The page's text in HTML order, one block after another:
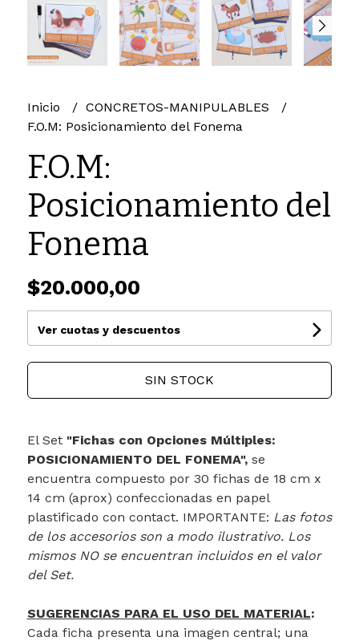
Inicio
CONCRETOS-MANIPULABLES
F.O.M: Posicionamiento del Fonema
F.O.M:
Posicionamiento del
Fonema
$20.000,00
Ver cuotas y descuentos
SIN STOCK
El Set"Fichas con Opciones Múltiples:
POSICIONAMIENTO DEL FONEMA",se
encuentra compuesto por 30 fichas de 18 cm x
14 cm (aprox) confeccionadas en papel
plastificado con contact. IMPORTANTE: Las fotos
de los accesorios son a modo ilustrativo. Los
mismos NO se encuentran incluidos en el valor
del Set.
SUGERENCIAS PARA EL USO DEL MATERIAL:
Cada ficha presenta una imagen central; una